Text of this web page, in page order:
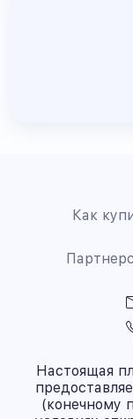
Как
Настоящая
(конечному